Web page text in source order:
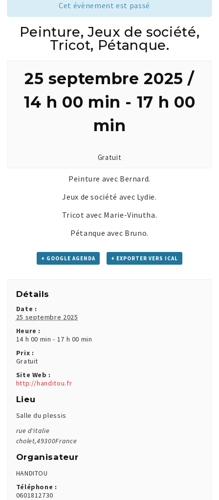
Cet évènement est passé
Peinture, Jeux de société,
Tricot, Pétanque.
25 septembre 2025 /
14 h 00 min - 17 h 00
min
Gratuit
Peinture avec Bernard.
Jeux de société avec Lydie.
Tricot avec Marie-Vinutha.
Pétanque avec Bruno.
+ GOOGLE AGENDA + EXPORTER VERS ICAL
Détails
Date :
25 septembre 2025
Heure :
14 h 00 min - 17 h 00 min
Prix :
Gratuit
Site Web :
http://handitou.fr
Lieu
Salle du plessis
rue d'italie
cholet,49300France
Organisateur
HANDITOU
Téléphone :
0601812730